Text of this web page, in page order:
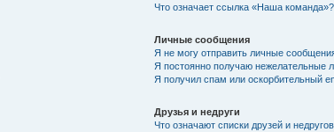
Что означает ссылка «Наша команда»?
Личные сообщения
Я не могу отправить личные
Я постоянно получаю нежелательные
Я получил спам или оскорбительный
Друзья и недруги
Что означают списки друзей и